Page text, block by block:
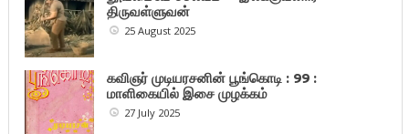
திருவள்ளுவன்
25 August 2025
கவிஞர் முடியரசனின் பூங்கொடி : 99 :
மாளிகையில் இசை முழக்கம்
27 July 2025